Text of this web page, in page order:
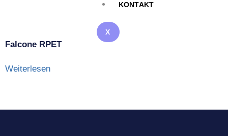
KONTAKT
X
Falcone RPET
Weiterlesen